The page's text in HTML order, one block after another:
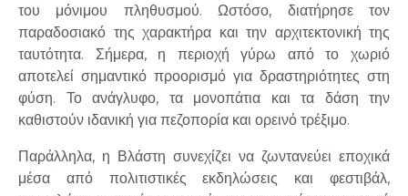
του μόνιμου πληθυσμού. Ωστόσο, διατήρησε τον
παραδοσιακό της χαρακτήρα και την αρχιτεκτονική της
ταυτότητα.
Σήμερα, η περιοχή γύρω από το χωριό
αποτελεί σημαντικό προορισμό για δραστηριότητες στη
φύση. Το ανάγλυφο, τα μονοπάτια και τα δάση την
καθιστούν ιδανική για πεζοπορία και ορεινό τρέξιμο.
Παράλληλα, η Βλάστη συνεχίζει να ζωντανεύει εποχικά
μέσα από πολιτιστικές εκδηλώσεις και φεστιβάλ,